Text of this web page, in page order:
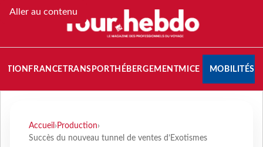
Aller au contenu
FRANCETRANSPORT HÉBERGEMENTMICE MOBILITÉS
Accueil › Production›
Succès du nouveau tunnel de ventes d’Exotismes